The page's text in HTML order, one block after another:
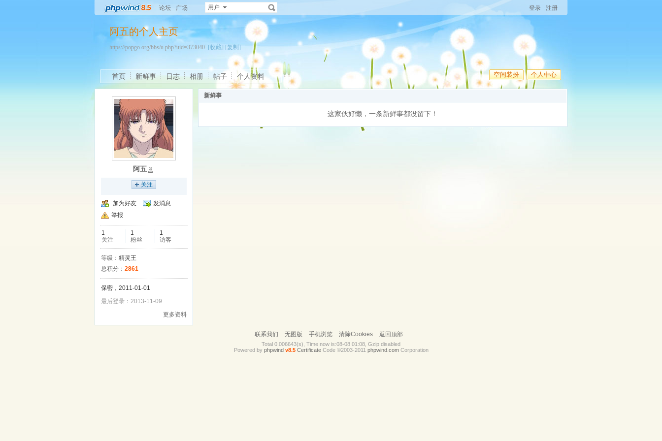
论坛 广场 用户 登录 注册
阿五的个人主页
https://popgo.org/bbs/u.php?uid=373040 [收藏] [复制]
空间装扮 个人中心
首页 新鲜事 日志 相册 帖子 个人资料
阿五
关注
加为好友
发消息
举报
1
关注
1
粉丝
1
访客
等级： 精灵王
总积分： 2861
保密，2011-01-01
最后登录：2013-11-09
更多资料
新鲜事
这家伙好懒，一条新鲜事都没留下！
联系我们 无图版 手机浏览 清除Cookies 返回顶部
Total 0.006643(s), Time now is:08-08 01:08, Gzip disabled
Powered by phpwind v8.5 CertificateCode ©2003-2011 phpwind.comCorporation